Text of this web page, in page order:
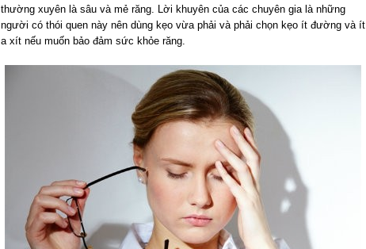
thường xuyên là sâu và mẻ răng. Lời khuyên của các chuyên gia là những
người có thói quen này nên dùng kẹo vừa phải và phải chọn kẹo ít đường và ít
a xít nếu muốn bảo đảm sức khỏe răng.